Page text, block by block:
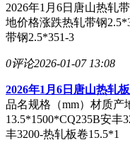
2026年1月6日唐山热轧
地价格涨跌热轧带钢
带钢2.5*351-3
0评论2026-01-07 13:08
2026年1月6日唐山热轧
品名规格（mm）材质产
13.5*1500*CQ235B安丰
丰3200-热轧板卷15.5*1